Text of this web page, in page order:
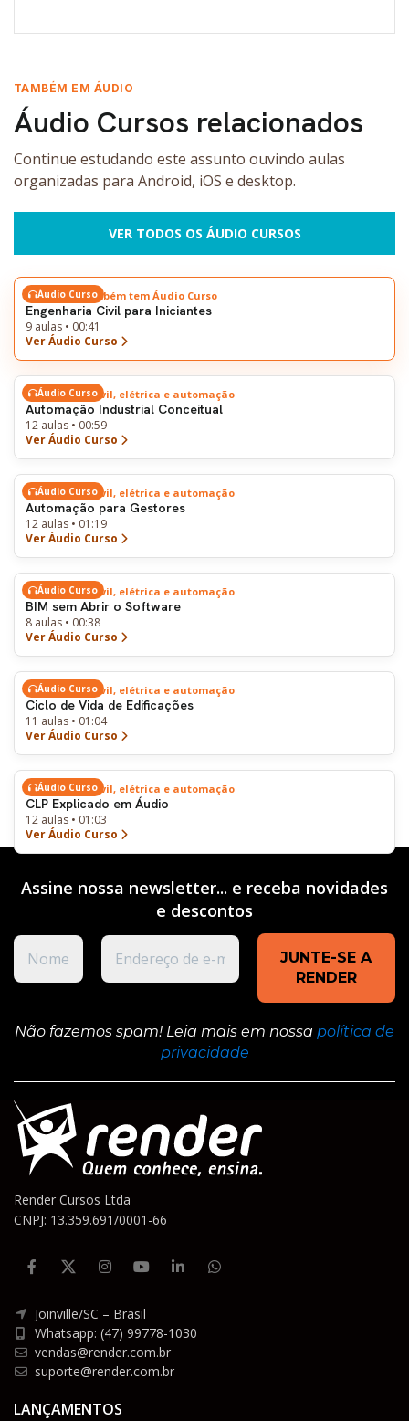
TAMBÉM EM ÁUDIO
Áudio Cursos relacionados
Continue estudando este assunto ouvindo aulas
organizadas para Android, iOS e desktop.
VER TODOS OS ÁUDIO CURSOS
Áudio Curso
Este tema também tem Áudio Curso
Engenharia Civil para Iniciantes
9 aulas • 00:41
Ver Áudio Curso
Áudio Curso
Engenharia civil, elétrica e automação
Automação Industrial Conceitual
12 aulas • 00:59
Ver Áudio Curso
Áudio Curso
Engenharia civil, elétrica e automação
Automação para Gestores
12 aulas • 01:19
Ver Áudio Curso
Áudio Curso
Engenharia civil, elétrica e automação
BIM sem Abrir o Software
8 aulas • 00:38
Ver Áudio Curso
Áudio Curso
Engenharia civil, elétrica e automação
Ciclo de Vida de Edificações
11 aulas • 01:04
Ver Áudio Curso
Áudio Curso
Engenharia civil, elétrica e automação
CLP Explicado em Áudio
12 aulas • 01:03
Ver Áudio Curso
Assine nossa newsletter... e receba novidades
e descontos
Não fazemos spam! Leia mais em nossa política de
privacidade
Render Cursos Ltda
CNPJ: 13.359.691/0001-66
Joinville/SC – Brasil
Whatsapp: (47) 99778-1030
vendas@render.com.br
suporte@render.com.br
LANÇAMENTOS